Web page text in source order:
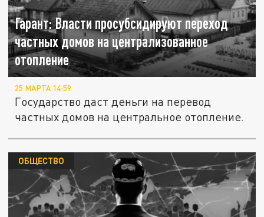
Гарант: Власти просубсидируют переход
частных домов на централизованное
отопление
25 МАРТА 14:59
Государство даст деньги на перевод
частных домов на центральное отопление.
ОБЩЕСТВО